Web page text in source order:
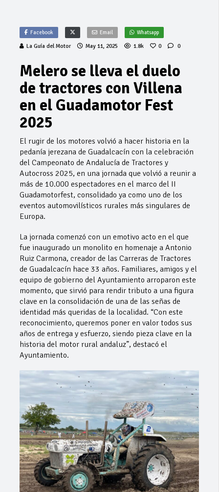
Facebook Email Whatsapp
La Guía del Motor May 11, 2025 1.8k 0 0
Melero se lleva el duelo
de tractores con Villena
en el Guadamotor Fest
2025
El rugir de los motores volvió a hacer historia en la
pedanía jerezana de Guadalcacín con la celebración
del Campeonato de Andalucía de Tractores y
Autocross 2025, en una jornada que volvió a reunir a
más de 10.000 espectadores en el marco del II
Guadamotorfest, consolidado ya como uno de los
eventos automovilísticos rurales más singulares de
Europa.
La jornada comenzó con un emotivo acto en el que
fue inaugurado un monolito en homenaje a Antonio
Ruiz Carmona, creador de las Carreras de Tractores
de Guadalcacín hace 33 años. Familiares, amigos y el
equipo de gobierno del Ayuntamiento arroparon este
momento, que sirvió para rendir tributo a una figura
clave en la consolidación de una de las señas de
identidad más queridas de la localidad. “Con este
reconocimiento, queremos poner en valor todos sus
años de entrega y esfuerzo, siendo pieza clave en la
historia del motor rural andaluz”, destacó el
Ayuntamiento.